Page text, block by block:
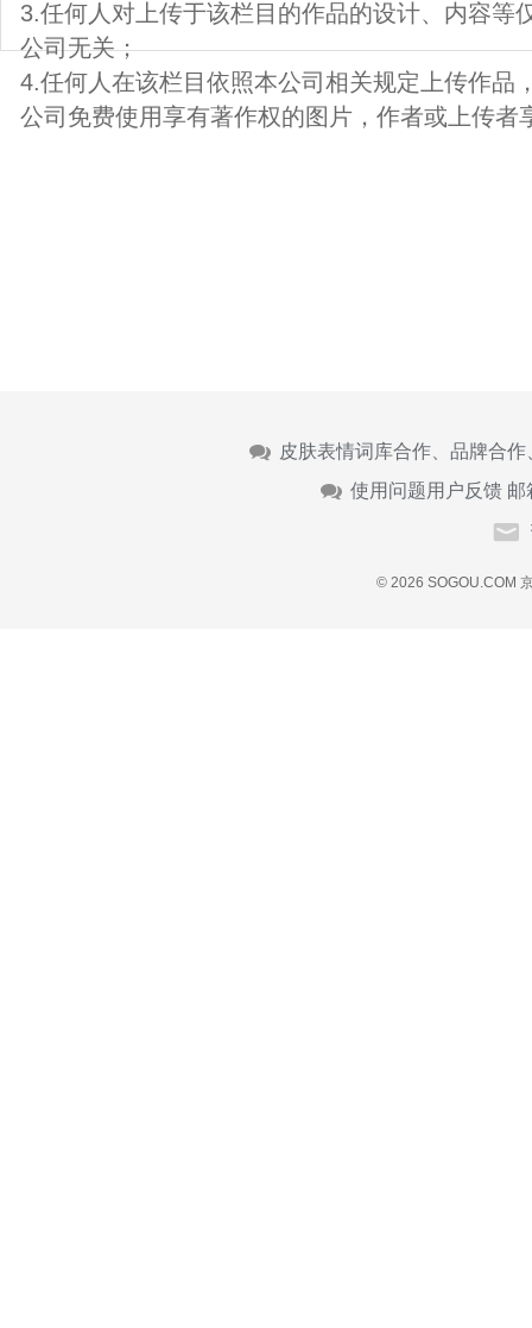
3.任何人对上传于该栏目的作品的设计、内容等
公司无关；
4.任何人在该栏目依照本公司相关规定上传作品
公司免费使用享有著作权的图片，作者或上传者
皮肤表情词库合作、品牌合
使用问题用户反馈 邮
© 2026 SOGOU.COM